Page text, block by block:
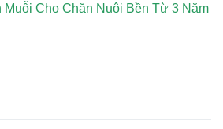
Muỗi Cho Chăn Nuôi Bền Từ 3 Năm